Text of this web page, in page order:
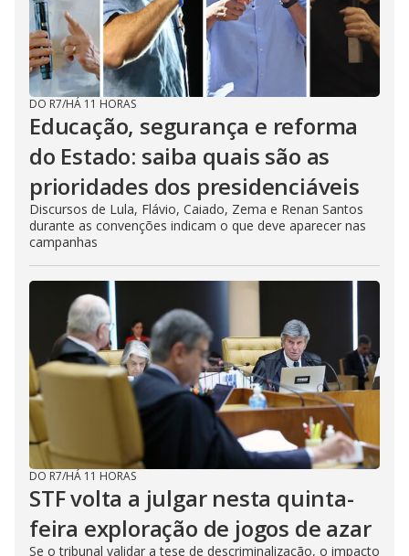
DO R7/HÁ 11 HORAS
Educação, segurança e reforma
do Estado: saiba quais são as
prioridades dos presidenciáveis
Discursos de Lula, Flávio, Caiado, Zema e Renan Santos
durante as convenções indicam o que deve aparecer nas
campanhas
DO R7/HÁ 11 HORAS
STF volta a julgar nesta quinta-
feira exploração de jogos de azar
Se o tribunal validar a tese de descriminalização, o impacto